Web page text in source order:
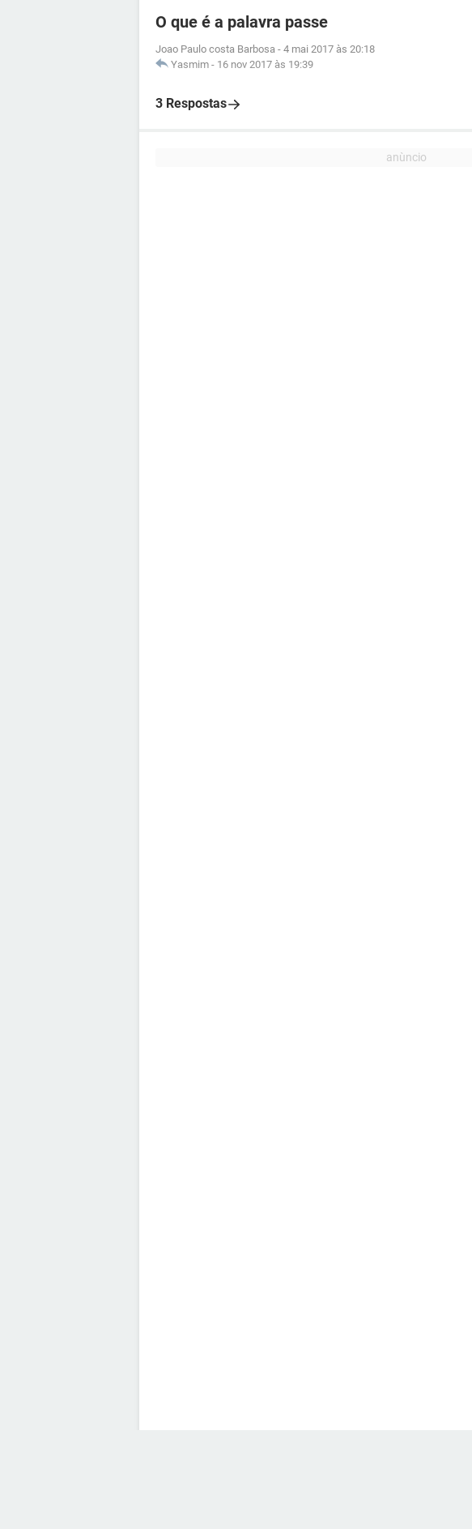
O que é a palavra passe
Joao Paulo costa Barbosa - 4 mai 2017 às 20:18
Yasmim - 16 nov 2017 às 19:39
3 Respostas